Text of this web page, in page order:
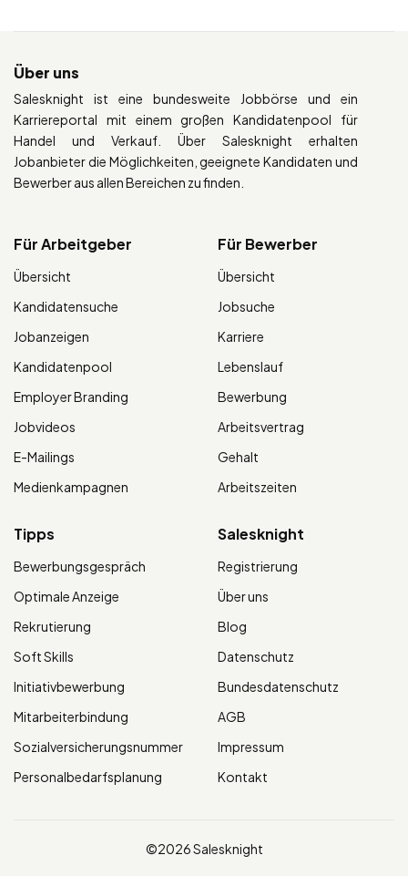
Über uns
Salesknight ist eine bundesweite Jobbörse und ein
Karriereportal mit einem großen Kandidatenpool für
Handel und Verkauf. Über Salesknight erhalten
Jobanbieter die Möglichkeiten, geeignete Kandidaten und
Bewerber aus allen Bereichen zu finden.
Für Arbeitgeber
Übersicht
Kandidatensuche
Jobanzeigen
Kandidatenpool
Employer Branding
Jobvideos
E-Mailings
Medienkampagnen
Für Bewerber
Übersicht
Jobsuche
Karriere
Lebenslauf
Bewerbung
Arbeitsvertrag
Gehalt
Arbeitszeiten
Tipps
Bewerbungsgespräch
Optimale Anzeige
Rekrutierung
Soft Skills
Initiativbewerbung
Mitarbeiterbindung
Sozialversicherungsnummer
Personalbedarfsplanung
Salesknight
Registrierung
Über uns
Blog
Datenschutz
Bundesdatenschutz
AGB
Impressum
Kontakt
©2026 Salesknight